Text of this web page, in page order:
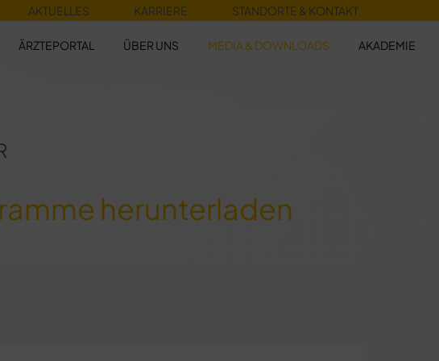
AKTUELLES KARRIERE STANDORTE & KONTAKT
ÄRZTEPORTAL ÜBER UNS MEDIA & DOWNLOADS AKADEMIE
herunterladen